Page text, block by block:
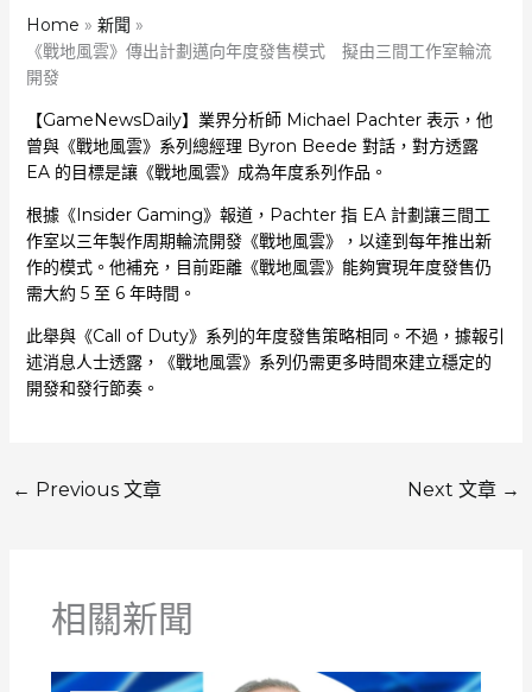
Home
新聞
《戰地風雲》傳出計劃邁向年度發售模式 擬由三間工作室輪流
開發
【GameNewsDaily】業界分析師 Michael Pachter 表示，他
曾與《戰地風雲》系列總經理 Byron Beede 對話，對方透露
EA 的目標是讓《戰地風雲》成為年度系列作品。
根據《Insider Gaming》報道，Pachter 指 EA 計劃讓三間工
作室以三年製作周期輪流開發《戰地風雲》，以達到每年推出新
作的模式。他補充，目前距離《戰地風雲》能夠實現年度發售仍
需大約 5 至 6 年時間。
此舉與《Call of Duty》系列的年度發售策略相同。不過，據報引
述消息人士透露，《戰地風雲》系列仍需更多時間來建立穩定的
開發和發行節奏。
← Previous 文章 Next 文章 →
相關新聞